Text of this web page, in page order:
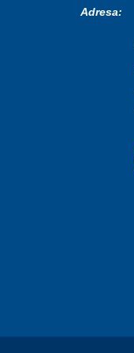
Adresa: